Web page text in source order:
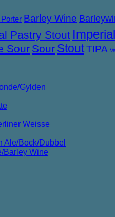
Gylden
Weisse
Ale/Bock/Dubbel
Barley Wine
Barley Wine
Pastry Stout
Sour Sour StoutTIPA